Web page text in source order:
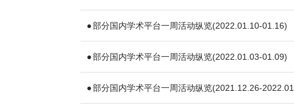
部分国内学术平台一周活动纵览(2022.01.10-01.16)
部分国内学术平台一周活动纵览(2022.01.03-01.09)
部分国内学术平台一周活动纵览(2021.12.26-